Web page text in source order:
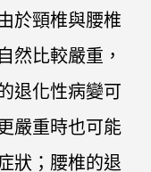
於頸椎與腰椎
然比較嚴重，
退化性病變可
嚴重時也可能
狀；腰椎的退